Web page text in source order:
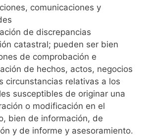
comunicaciones y
de discrepancias
catastral; pueden ser bien
de comprobación e
de hechos, actos, negocios
circunstancias relativas a los
susceptibles de originar una
o modificación en el
bien de información, de
y de informe y asesoramiento.